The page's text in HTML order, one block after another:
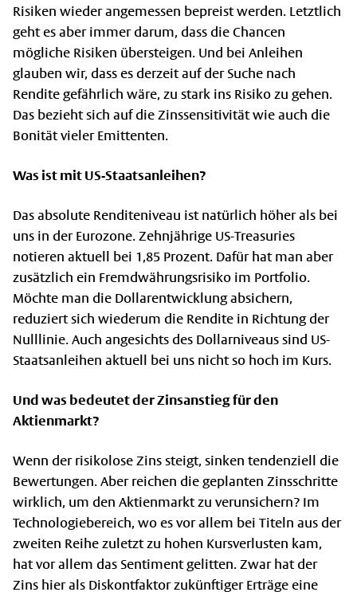
Risiken wieder angemessen bepreist werden. Letztlich
geht es aber immer darum, dass die Chancen
mögliche Risiken übersteigen. Und bei Anleihen
glauben wir, dass es derzeit auf der Suche nach
Rendite gefährlich wäre, zu stark ins Risiko zu gehen.
Das bezieht sich auf die Zinssensitivität wie auch die
Bonität vieler Emittenten.
Was ist mit US-Staatsanleihen?
Das absolute Renditeniveau ist natürlich höher als bei
uns in der Eurozone. Zehnjährige US-Treasuries
notieren aktuell bei 1,85 Prozent. Dafür hat man aber
zusätzlich ein Fremdwährungsrisiko im Portfolio.
Möchte man die Dollarentwicklung absichern,
reduziert sich wiederum die Rendite in Richtung der
Nulllinie. Auch angesichts des Dollarniveaus sind US-
Staatsanleihen aktuell bei uns nicht so hoch im Kurs.
Und was bedeutet der Zinsanstieg für den
Aktienmarkt?
Wenn der risikolose Zins steigt, sinken tendenziell die
Bewertungen. Aber reichen die geplanten Zinsschritte
wirklich, um den Aktienmarkt zu verunsichern? Im
Technologiebereich, wo es vor allem bei Titeln aus der
zweiten Reihe zuletzt zu hohen Kursverlusten kam,
hat vor allem das Sentiment gelitten. Zwar hat der
Zins hier als Diskontfaktor zukünftiger Erträge eine